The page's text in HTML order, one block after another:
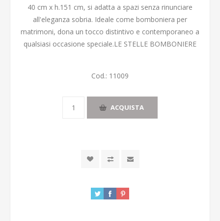
40 cm x h.151 cm, si adatta a spazi senza rinunciare
all'eleganza sobria. Ideale come bomboniera per
matrimoni, dona un tocco distintivo e contemporaneo a
qualsiasi occasione speciale.LE STELLE BOMBONIERE
Cod.: 11009
ACQUISTA